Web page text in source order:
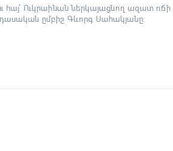
Ուկրաինան ներկայացնող ազատ ոճի
ըմբիշ Գևորգ Սահակյանը։